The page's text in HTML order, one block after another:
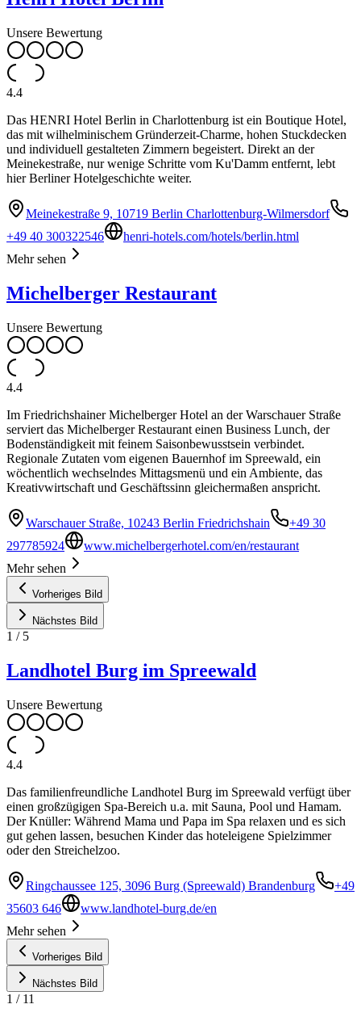
Unsere Bewertung
4.4
Das HENRI Hotel Berlin in Charlottenburg ist ein Boutique Hotel,
das mit wilhelminischem Gründerzeit-Charme, hohen Stuckdecken
und individuell gestalteten Zimmern begeistert. Direkt an der
Meinekestraße, nur wenige Schritte vom Ku'Damm entfernt, lebt
hier Berliner Hotelgeschichte weiter.
Meinekestraße 9, 10719 Berlin Charlottenburg-Wilmersdorf
+49 40 300322546
henri-hotels.com/hotels/berlin.html
Mehr sehen
Michelberger Restaurant
Unsere Bewertung
4.4
Im Friedrichshainer Michelberger Hotel an der Warschauer Straße
serviert das Michelberger Restaurant einen Business Lunch, der
Bodenständigkeit mit feinem Saisonbewusstsein verbindet.
Regionale Zutaten vom eigenen Bauernhof im Spreewald, ein
wöchentlich wechselndes Mittagsmenü und ein Ambiente, das
Kreativwirtschaft und Geschäftssinn gleichermaßen anspricht.
Warschauer Straße, 10243 Berlin Friedrichshain
+49 30
297785924
www.michelbergerhotel.com/en/restaurant
Mehr sehen
Vorheriges Bild
Nächstes Bild
1 / 5
Landhotel Burg im Spreewald
Unsere Bewertung
4.4
Das familienfreundliche Landhotel Burg im Spreewald verfügt über
einen großzügigen Spa-Bereich u.a. mit Sauna, Pool und Hamam.
Der Knüller: Während Mama und Papa im Spa relaxen und es sich
gut gehen lassen, besuchen Kinder das hoteleigene Spielzimmer
oder den Streichelzoo.
Ringchaussee 125, 3096 Burg (Spreewald) Brandenburg
+49
35603 646
www.landhotel-burg.de/en
Mehr sehen
Vorheriges Bild
Nächstes Bild
1 / 11